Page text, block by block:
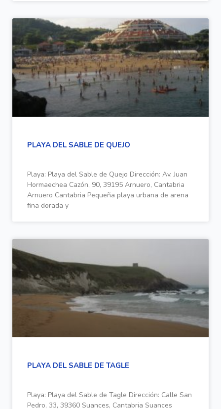
PLAYA DEL SABLE DE QUEJO
Playa: Playa del Sable de Quejo Dirección: Av. Juan
Hormaechea Cazón, 90, 39195 Arnuero, Cantabria
Arnuero Cantabria Pequeña playa urbana de arena
fina dorada y
PLAYA DEL SABLE DE TAGLE
Playa: Playa del Sable de Tagle Dirección: Calle San
Pedro, 33, 39360 Suances, Cantabria Suances